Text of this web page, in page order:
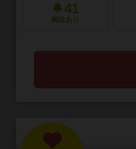
41
興味あり